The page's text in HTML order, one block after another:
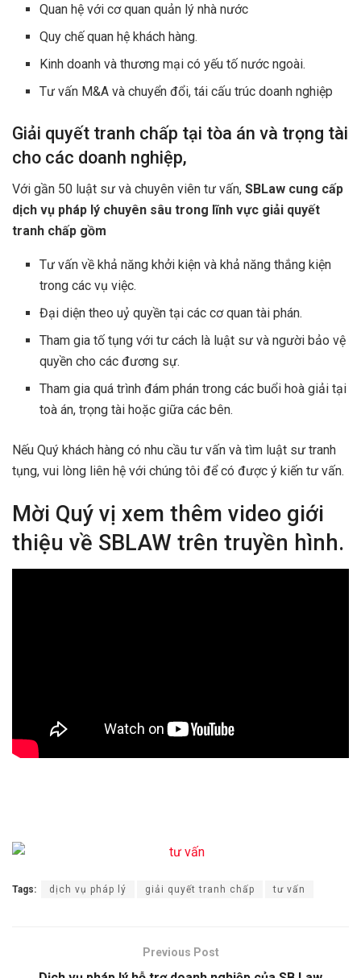
Quan hệ với cơ quan quản lý nhà nước
Quy chế quan hệ khách hàng.
Kinh doanh và thương mại có yếu tố nước ngoài.
Tư vấn M&A và chuyển đổi, tái cấu trúc doanh nghiệp
Giải quyết tranh chấp tại tòa án và trọng tài
cho các doanh nghiệp,
Với gần 50 luật sư và chuyên viên tư vấn, SBLaw cung cấp
dịch vụ pháp lý chuyên sâu trong lĩnh vực giải quyết
tranh chấp gồm
Tư vấn về khả năng khởi kiện và khả năng thắng kiện
trong các vụ việc.
Đại diện theo uỷ quyền tại các cơ quan tài phán.
Tham gia tố tụng với tư cách là luật sư và người bảo vệ
quyền cho các đương sự.
Tham gia quá trình đám phán trong các buổi hoà giải tại
toà án, trọng tài hoặc giữa các bên.
Nếu Quý khách hàng có nhu cầu tư vấn và tìm luật sư tranh
tụng, vui lòng liên hệ với chúng tôi để có được ý kiến tư vấn.
Mời Quý vị xem thêm video giới
thiệu về SBLAW trên truyền hình.
Tags: dịch vụ pháp lý giải quyết tranh chấp tư vấn
Previous Post